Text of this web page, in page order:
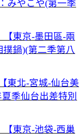
みやこや(第一季
【東京-墨田區-兩
鍋)(第二季第八
東北-宮城-仙台美
季仙台出差特別
【東京-池袋-西巢